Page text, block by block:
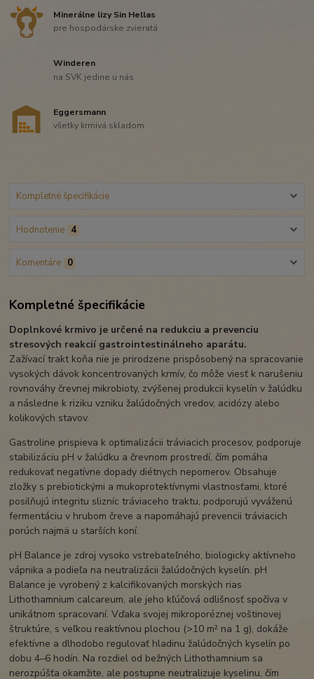
Minerálne lizy Sin Hellas
pre hospodárske zvieratá
Winderen
na SVK jedine u nás
Eggersmann
všetky krmivá skladom
Kompletné špecifikácie
Hodnotenie 4
Komentáre 0
Kompletné špecifikácie
Doplnkové krmivo je určené na redukciu a prevenciu
stresových reakcií gastrointestinálneho aparátu.
Zažívací trakt koňa nie je prirodzene prispôsobený na spracovanie
vysokých dávok koncentrovaných krmív, čo môže viesť k narušeniu
rovnováhy črevnej mikrobioty, zvýšenej produkcii kyselín v žalúdku
a následne k riziku vzniku žalúdočných vredov, acidózy alebo
kolikových stavov.
Gastroline prispieva k optimalizácii tráviacich procesov, podporuje
stabilizáciu pH v žalúdku a črevnom prostredí, čím pomáha
redukovať negatívne dopady diétnych nepomerov. Obsahuje
zložky s prebiotickými a mukoprotektívnymi vlastnosťami, ktoré
posilňujú integritu slizníc tráviaceho traktu, podporujú vyváženú
fermentáciu v hrubom čreve a napomáhajú prevencii tráviacich
porúch najmä u starších koní.
pH Balance je zdroj vysoko vstrebateľného, ​​biologicky aktívneho
vápnika a podieľa na neutralizácii žalúdočných kyselín. pH
Balance je vyrobený z kalcifikovaných morských rias
Lithothamnium calcareum, ale jeho kľúčová odlišnosť spočíva v
unikátnom spracovaní. Vďaka svojej mikroporéznej voštinovej
štruktúre, s veľkou reaktívnou plochou (>10 m² na 1 g), dokáže
efektívne a dlhodobo regulovať hladinu žalúdočných kyselín po
dobu 4–6 hodín. Na rozdiel od bežných Lithothamnium sa
nerozpúšťa okamžite, ale postupne neutralizuje kyselinu, čím